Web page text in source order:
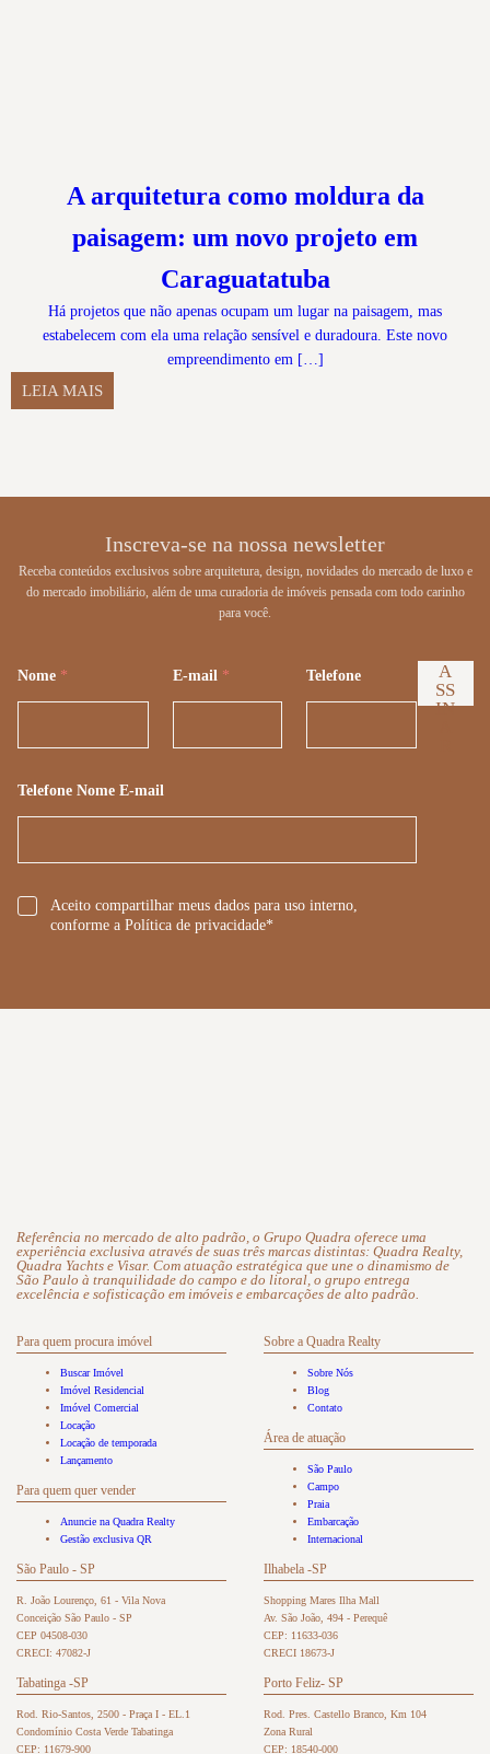
A arquitetura como moldura da
paisagem: um novo projeto em
Caraguatatuba
Há projetos que não apenas ocupam um lugar na paisagem, mas
estabelecem com ela uma relação sensível e duradoura. Este novo
empreendimento em […]
LEIA MAIS
Inscreva-se na nossa newsletter
Receba conteúdos exclusivos sobre arquitetura, design, novidades do mercado de luxo e
do mercado imobiliário, além de uma curadoria de imóveis pensada com todo carinho
para você.
Nome * E-mail * Telefone
Telefone Nome E-mail
*
Aceito compartilhar meus dados para uso interno,
conforme a Política de privacidade*
A
SS
IN
Referência no mercado de alto padrão, o Grupo Quadra oferece uma
experiência exclusiva através de suas três marcas distintas: Quadra Realty,
Quadra Yachts e Visar. Com atuação estratégica que une o dinamismo de
São Paulo à tranquilidade do campo e do litoral, o grupo entrega
excelência e sofisticação em imóveis e embarcações de alto padrão.
Para quem procura imóvel
Buscar Imóvel
Imóvel Residencial
Imóvel Comercial
Locação
Locação de temporada
Lançamento
Para quem quer vender
Anuncie na Quadra Realty
Gestão exclusiva QR
Sobre a Quadra Realty
Sobre Nós
Blog
Contato
Área de atuação
São Paulo
Campo
Praia
Embarcação
Internacional
São Paulo - SP
R. João Lourenço, 61 - Vila Nova
Conceição São Paulo - SP
CEP 04508-030
CRECI: 47082-J
Tabatinga -SP
Rod. Rio-Santos, 2500 - Praça I - EL.1
Condomínio Costa Verde Tabatinga
CEP: 11679-900
Ilhabela -SP
Shopping Mares Ilha Mall
Av. São João, 494 - Perequê
CEP: 11633-036
CRECI 18673-J
Porto Feliz- SP
Rod. Pres. Castello Branco, Km 104
Zona Rural
CEP: 18540-000